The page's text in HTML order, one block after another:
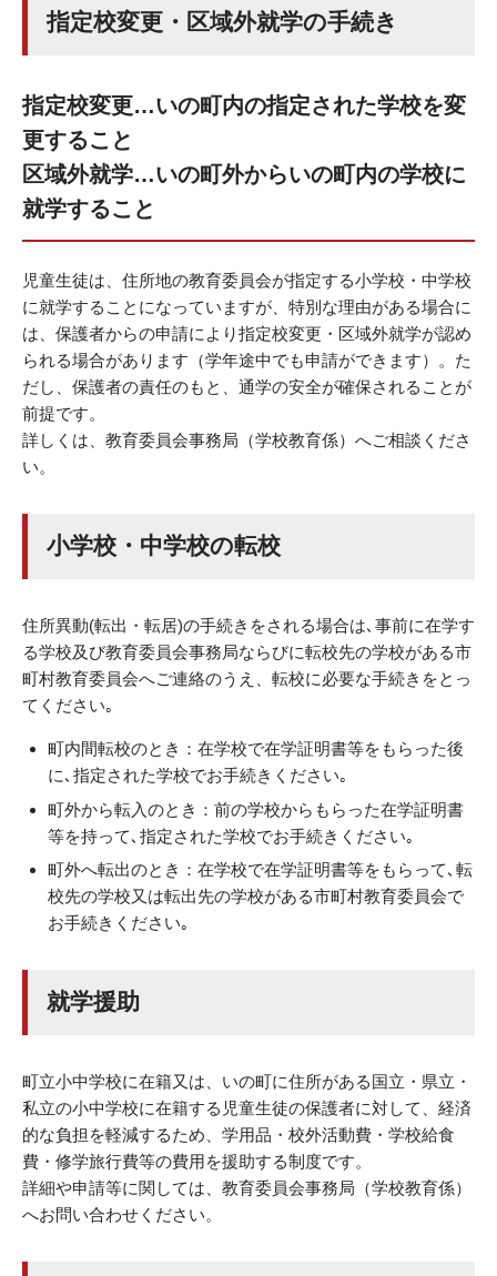
指定校変更・区域外就学の手続き
指定校変更…いの町内の指定された学校を変
更すること
区域外就学…いの町外からいの町内の学校に
就学すること
児童生徒は、住所地の教育委員会が指定する小学校・中学校
に就学することになっていますが、特別な理由がある場合に
は、保護者からの申請により指定校変更・区域外就学が認め
られる場合があります（学年途中でも申請ができます）。た
だし、保護者の責任のもと、通学の安全が確保されることが
前提です。
詳しくは、教育委員会事務局（学校教育係）へご相談くださ
い。
小学校・中学校の転校
住所異動(転出・転居)の手続きをされる場合は､事前に在学す
る学校及び教育委員会事務局ならびに転校先の学校がある市
町村教育委員会へご連絡のうえ、転校に必要な手続きをとっ
てください｡
町内間転校のとき：在学校で在学証明書等をもらった後
に､指定された学校でお手続きください｡
町外から転入のとき：前の学校からもらった在学証明書
等を持って､指定された学校でお手続きください｡
町外へ転出のとき：在学校で在学証明書等をもらって､転
校先の学校又は転出先の学校がある市町村教育委員会で
お手続きください｡
就学援助
町立小中学校に在籍又は、いの町に住所がある国立・県立・
私立の小中学校に在籍する児童生徒の保護者に対して、経済
的な負担を軽減するため、学用品・校外活動費・学校給食
費・修学旅行費等の費用を援助する制度です。
詳細や申請等に関しては、教育委員会事務局（学校教育係）
へお問い合わせください。